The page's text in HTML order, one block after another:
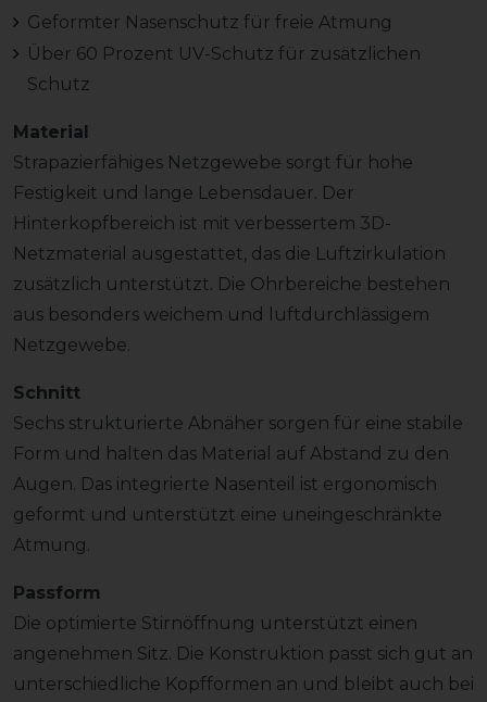
Geformter Nasenschutz für freie Atmung
Über 60 Prozent UV-Schutz für zusätzlichen
Schutz
Material
Strapazierfähiges Netzgewebe sorgt für hohe
Festigkeit und lange Lebensdauer. Der
Hinterkopfbereich ist mit verbessertem 3D-
Netzmaterial ausgestattet, das die Luftzirkulation
zusätzlich unterstützt. Die Ohrbereiche bestehen
aus besonders weichem und luftdurchlässigem
Netzgewebe.
Schnitt
Sechs strukturierte Abnäher sorgen für eine stabile
Form und halten das Material auf Abstand zu den
Augen. Das integrierte Nasenteil ist ergonomisch
geformt und unterstützt eine uneingeschränkte
Atmung.
Passform
Die optimierte Stirnöffnung unterstützt einen
angenehmen Sitz. Die Konstruktion passt sich gut an
unterschiedliche Kopfformen an und bleibt auch bei